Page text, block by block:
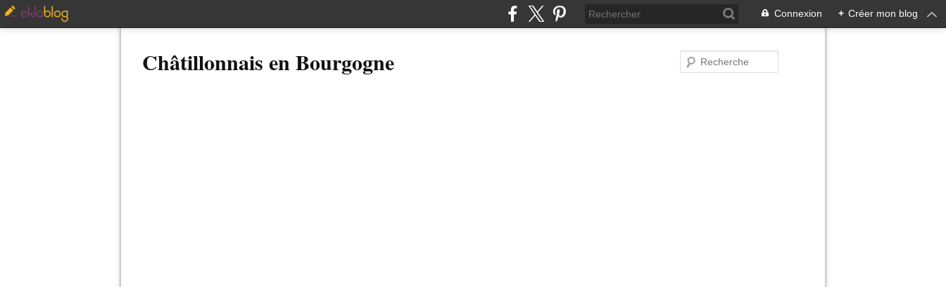
Connexion + Créer mon blog
Châtillonnais en Bourgogne